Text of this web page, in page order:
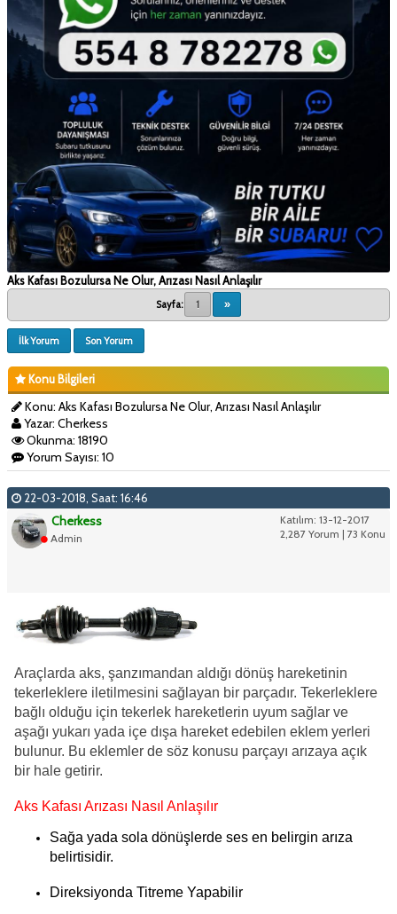
Aks Kafası Bozulursa Ne Olur, Arızası Nasıl Anlaşılır
Sayfa: 1 »
İlk Yorum Son Yorum
Konu Bilgileri
Konu: Aks Kafası Bozulursa Ne Olur, Arızası Nasıl Anlaşılır
Yazar: Cherkess
Okunma: 18190
Yorum Sayısı: 10
22-03-2018, Saat: 16:46
Katılım: 13-12-2017
2,287 Yorum | 73 Konu
Cherkess
Admin
Araçlarda aks, şanzımandan aldığı dönüş hareketinin
tekerleklere iletilmesini sağlayan bir parçadır. Tekerleklere
bağlı olduğu için tekerlek hareketlerin uyum sağlar ve
aşağı yukarı yada içe dışa hareket edebilen eklem yerleri
bulunur. Bu eklemler de söz konusu parçayı arızaya açık
bir hale getirir.
Aks Kafası Arızası Nasıl Anlaşılır
Sağa yada sola dönüşlerde ses en belirgin arıza
belirtisidir.
Direksiyonda Titreme Yapabilir